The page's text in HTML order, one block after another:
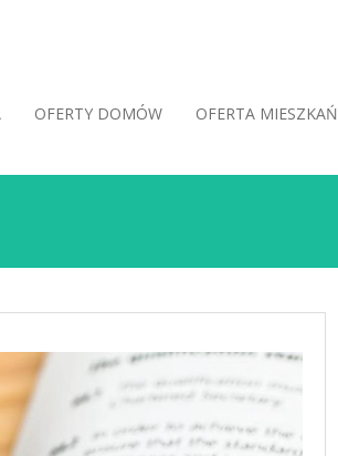
OFERTY DOMÓW OFERTA MIESZKAŃ